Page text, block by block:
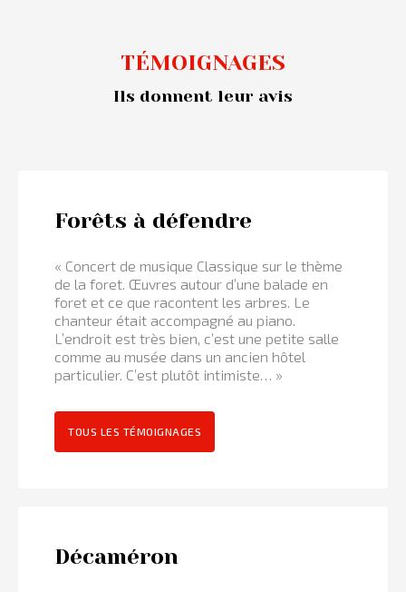
TÉMOIGNAGES
Ils donnent leur avis
Forêts à défendre
« Concert de musique Classique sur le thème
de la foret. Œuvres autour d’une balade en
foret et ce que racontent les arbres. Le
chanteur était accompagné au piano.
L’endroit est très bien, c’est une petite salle
comme au musée dans un ancien hôtel
particulier. C’est plutôt intimiste… »
TOUS LES TÉMOIGNAGES
Décaméron